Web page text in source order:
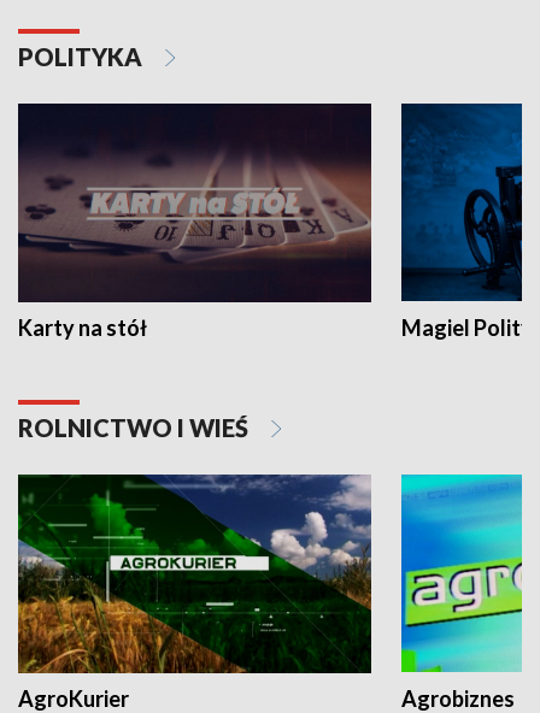
POLITYKA
Karty na stół Magiel
ROLNICTWO I WIEŚ
AgroKurier Agrobiznes